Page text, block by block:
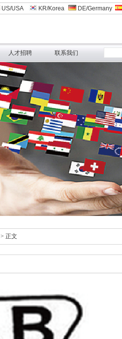
US/USA KR/Korea DE/Germany
人才招聘 联系我们
> 正文